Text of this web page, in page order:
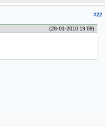
#22
(28-01-2010 19:09)